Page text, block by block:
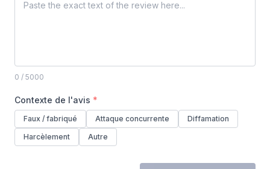
0 / 5000
Contexte de l'avis *
Faux / fabriqué Attaque concurrente
Diffamation
Harcèlement
Autre